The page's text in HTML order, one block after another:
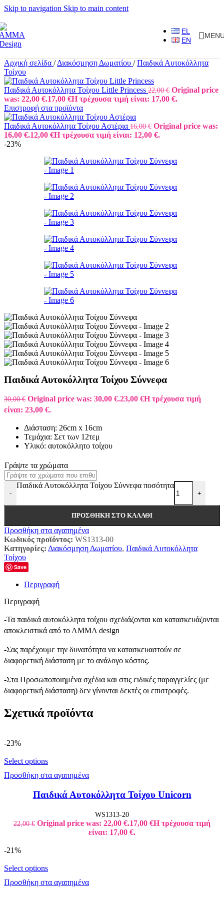
Skip to navigation Skip to main content
EL
EN
Αρχική σελίδα / Διακόσμηση Δωματίου / Παιδικά Αυτοκόλλητα
Τοίχου
Παιδικά Αυτοκόλλητα Τοίχου Little Princess 22,00€ Original price
was: 22,00 €.17,00 €Η τρέχουσα τιμή είναι: 17,00 €.
Επιστροφή στα προϊόντα
Παιδικά Αυτοκόλλητα Τοίχου Αστέρια 16,00€ Original price was:
16,00 €.12,00 €Η τρέχουσα τιμή είναι: 12,00 €.
-23%
Παιδικά Αυτοκόλλητα Τοίχου Σύννεφα
30,00€ Original price was: 30,00 €.23,00 €Η τρέχουσα τιμή
είναι: 23,00 €.
Διάσταση: 26cm x 16cm
Τεμάχια: Σετ των 12τεμ
Υλικό: αυτοκόλλητο τοίχου
Γράψτε τα χρώματα
-
Παιδικά Αυτοκόλλητα Τοίχου Σύννεφα ποσότητα
+
ΠΡΟΣΘΉΚΗ ΣΤΟ ΚΑΛΆΘΙ
Προσθήκη στα αγαπημένα
Κωδικός προϊόντος: WS1313-00
Κατηγορίες: Διακόσμηση Δωματίου, Παιδικά Αυτοκόλλητα
Τοίχου
Save
Περιγραφή
Περιγραφή
-Τα παιδικά αυτοκόλλητα τοίχου σχεδιάζονται και κατασκευάζονται
αποκλειστικά από το ΑΜΜΑ design
-Σας παρέχουμε την δυνατότητα να κατασκευαστούν σε
διαφορετική διάσταση με το ανάλογο κόστος.
-Στα Προσωποποιημένα σχέδια και στις ειδικές παραγγελίες (με
διαφορετική διάσταση) δεν γίνονται δεκτές οι επιστροφές.
Σχετικά προϊόντα
-23%
Select options
Προσθήκη στα αγαπημένα
Παιδικά Αυτοκόλλητα Τοίχου Unicorn
WS1313-20
22,00€ Original price was: 22,00 €.17,00 €Η τρέχουσα τιμή
είναι: 17,00 €.
-21%
Select options
Προσθήκη στα αγαπημένα